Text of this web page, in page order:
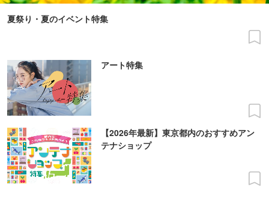
夏祭り・夏のイベント特集
アート特集
【2026年最新】東京都内のおすすめアン
テナショップ